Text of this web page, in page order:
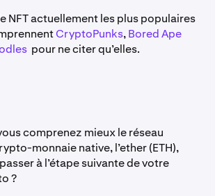
NFT actuellement les plus populaires
CryptoPunks,Bored Ape
pour ne citer qu’elles.
comprenez mieux le réseau
monnaie native, l’ether (ETH),
à l’étape suivante de votre
?